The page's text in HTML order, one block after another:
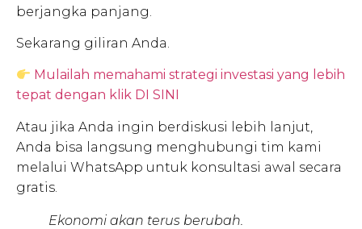
berjangka panjang.
Sekarang giliran Anda.
Mulailah memahami strategi investasi yang lebih
tepat dengan klik DI SINI
Atau jika Anda ingin berdiskusi lebih lanjut,
Anda bisa langsung menghubungi tim kami
melalui WhatsApp untuk konsultasi awal secara
gratis.
Ekonomi akan terus berubah.